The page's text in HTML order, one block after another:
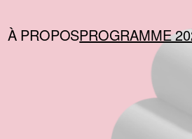
À PROPOSPROGRAMME